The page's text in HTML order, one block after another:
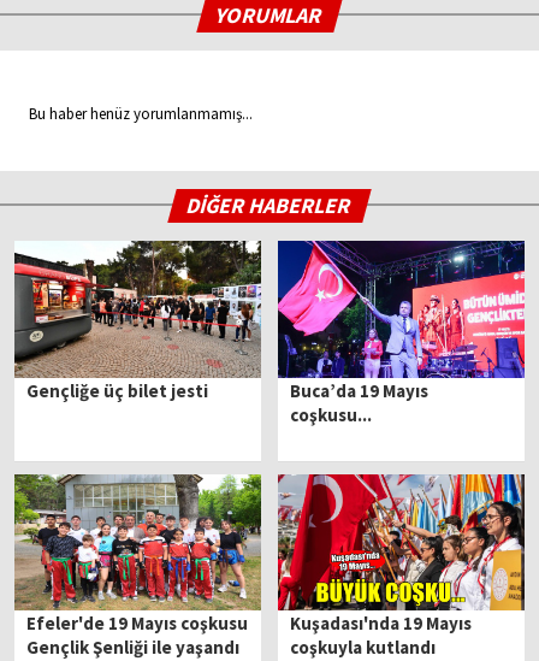
YORUMLAR
Bu haber henüz yorumlanmamış...
DİĞER HABERLER
Gençliğe üç bilet jesti
Buca’da 19 Mayıs
coşkusu...
Efeler'de 19 Mayıs coşkusu
Gençlik Şenliği ile yaşandı
Kuşadası'nda 19 Mayıs
coşkuyla kutlandı